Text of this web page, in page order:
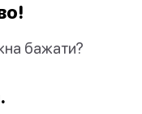
бажати?